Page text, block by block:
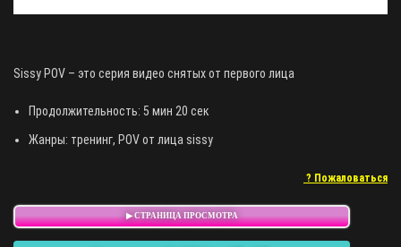
Sissy POV – это серия видео снятых от первого лица
Продолжительность: 5 мин 20 сек
Жанры: тренинг, POV от лица sissy
? Пожаловаться
▶ СТРАНИЦА ПРОСМОТРА